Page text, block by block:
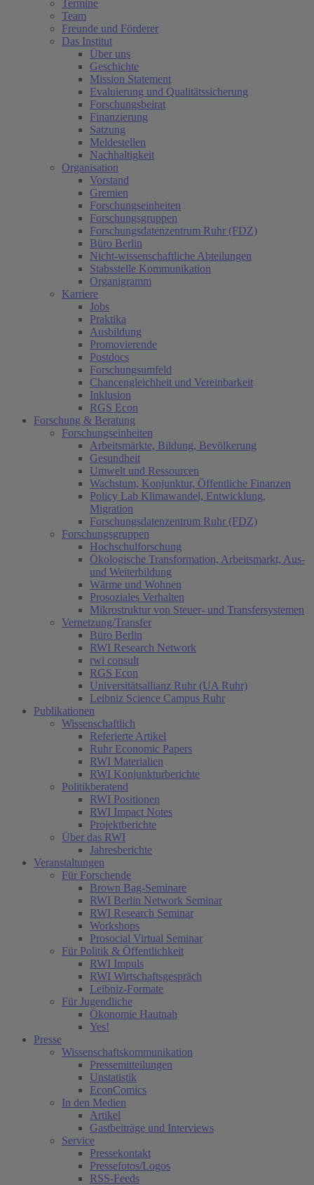
Termine
Team
Freunde und Förderer
Das Institut
Über uns
Geschichte
Mission Statement
Evaluierung und Qualitätssicherung
Forschungsbeirat
Finanzierung
Satzung
Meldestellen
Nachhaltigkeit
Organisation
Vorstand
Gremien
Forschungseinheiten
Forschungsgruppen
Forschungsdatenzentrum Ruhr (FDZ)
Büro Berlin
Nicht-wissenschaftliche Abteilungen
Stabsstelle Kommunikation
Organigramm
Karriere
Jobs
Praktika
Ausbildung
Promovierende
Postdocs
Forschungsumfeld
Chancengleichheit und Vereinbarkeit
Inklusion
RGS Econ
Forschung & Beratung
Forschungseinheiten
Arbeitsmärkte, Bildung, Bevölkerung
Gesundheit
Umwelt und Ressourcen
Wachstum, Konjunktur, Öffentliche Finanzen
Policy Lab Klimawandel, Entwicklung,
Migration
Forschungsdatenzentrum Ruhr (FDZ)
Forschungsgruppen
Hochschulforschung
Ökologische Transformation, Arbeitsmarkt, Aus-
und Weiterbildung
Wärme und Wohnen
Prosoziales Verhalten
Mikrostruktur von Steuer- und Transfersystemen
Vernetzung/Transfer
Büro Berlin
RWI Research Network
rwi consult
RGS Econ
Universitätsallianz Ruhr (UA Ruhr)
Leibniz Science Campus Ruhr
Publikationen
Wissenschaftlich
Referierte Artikel
Ruhr Economic Papers
RWI Materialien
RWI Konjunkturberichte
Politikberatend
RWI Positionen
RWI Impact Notes
Projektberichte
Über das RWI
Jahresberichte
Veranstaltungen
Für Forschende
Brown Bag-Seminare
RWI Berlin Network Seminar
RWI Research Seminar
Workshops
Prosocial Virtual Seminar
Für Politik & Öffentlichkeit
RWI Impuls
RWI Wirtschaftsgespräch
Leibniz-Formate
Für Jugendliche
Ökonomie Hautnah
Yes!
Presse
Wissenschaftskommunikation
Pressemitteilungen
Unstatistik
EconComics
In den Medien
Artikel
Gastbeiträge und Interviews
Service
Pressekontakt
Pressefotos/Logos
RSS-Feeds